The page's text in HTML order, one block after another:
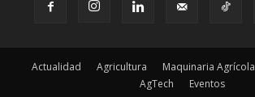
Actualidad Agricultura Maquinaria Agrícola
AgTech
Eventos